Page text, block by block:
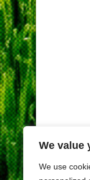
We value
We use